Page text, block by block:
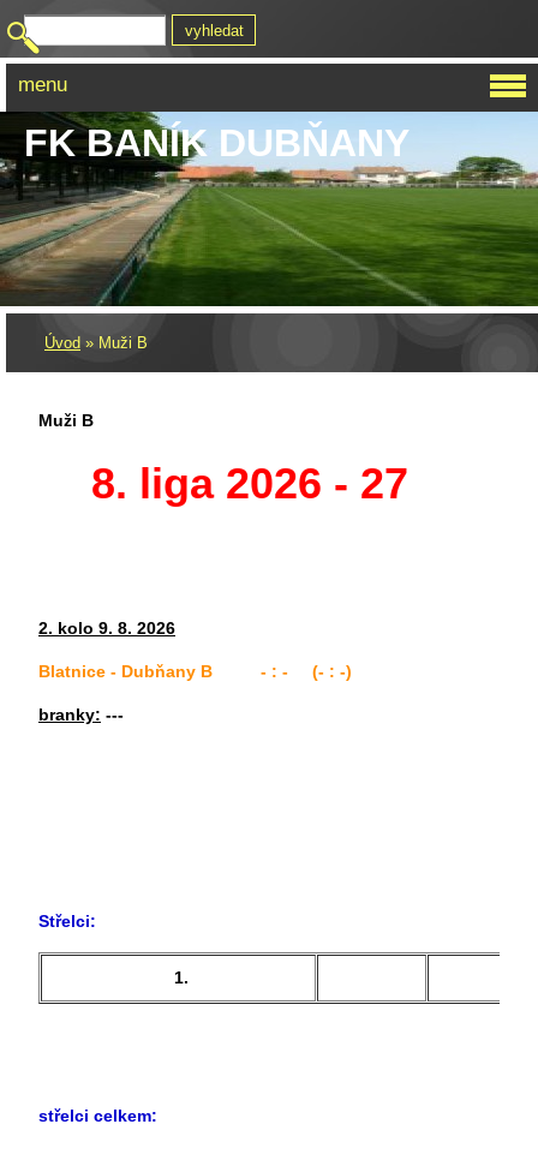
FK BANÍK DUBŇANY
Úvod » Muži B
Muži B
8. liga 2026 - 27
2. kolo 9. 8. 2026
Blatnice - Dubňany B - : - (- : -)
branky: ---
Střelci:
1.
střelci celkem:
menu